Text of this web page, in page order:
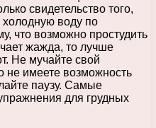
свидетельство того,
холодную воду по
что возможно простудить
жажда, то лучше
Не мучайте свой
не имеете возможность
паузу. Самые
для грудных